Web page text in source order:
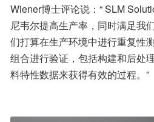
Wiener博士评论说：“ SLM
尼韦尔提高生产率，同时满足我
们打算在生产环境中进行重复性
组合进行验证，包括构建和后处
料特性数据来获得有效的过程。”